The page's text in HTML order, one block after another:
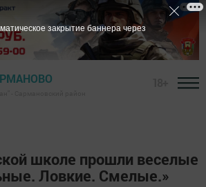
школе прошли веселые
Ловкие. Смелые.»
закрытие баннера через